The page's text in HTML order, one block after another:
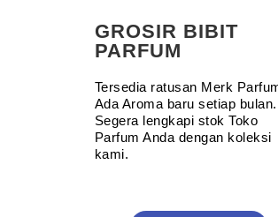
GROSIR BIBIT
PARFUM
Tersedia ratusan Merk
Ada Aroma baru setiap bulan.
Segera lengkapi stok Toko
Parfum Anda dengan koleksi
kami.